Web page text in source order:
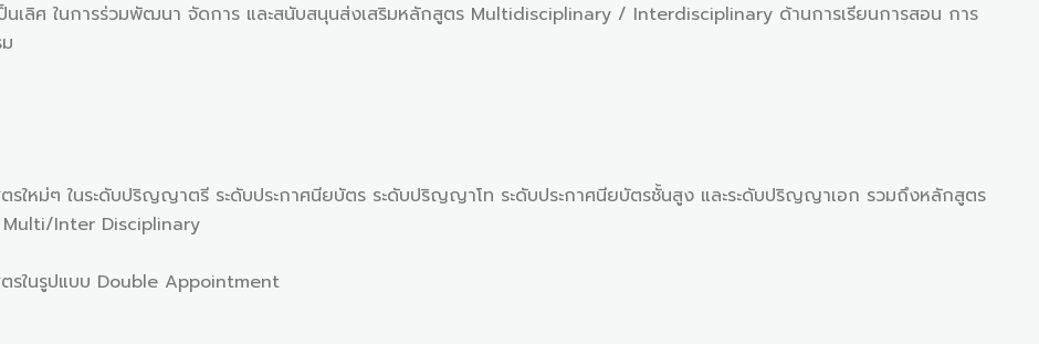
นเลิศ ในการร่วมพัฒนา จัดการ และสนับสนุนส่งเสริมหลักสูตร Multidisciplinary / Interdisciplinary ด้านการเรียนการสอน การ
ใหม่ๆ ในระดับปริญญาตรี ระดับประกาศนียบัตร ระดับปริญญาโท ระดับประกาศนียบัตรชั้นสูง และระดับปริญญาเอก รวมถึงหลักสูตร
Multi/Inter Disciplinary
รในรูปแบบ Double Appointment